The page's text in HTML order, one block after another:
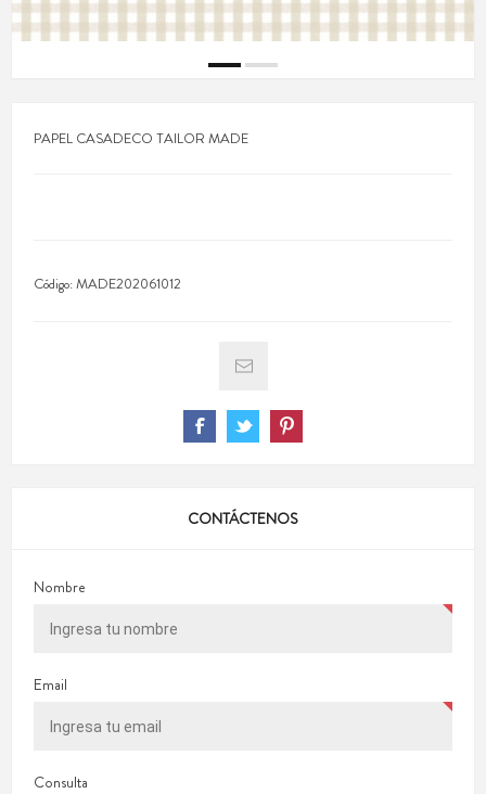
PAPEL CASADECO TAILOR MADE
Código:MADE202061012
CONTÁCTENOS
Nombre
Email
Consulta